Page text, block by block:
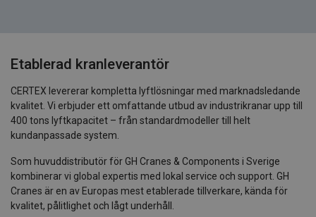
Etablerad kranleverantör
CERTEX levererar kompletta lyftlösningar med marknadsledande
kvalitet. Vi erbjuder ett omfattande utbud av industrikranar upp till
400 tons lyftkapacitet – från standardmodeller till helt
kundanpassade system.
Som huvuddistributör för GH Cranes & Components i Sverige
kombinerar vi global expertis med lokal service och support. GH
Cranes är en av Europas mest etablerade tillverkare, kända för
kvalitet, pålitlighet och lågt underhåll.